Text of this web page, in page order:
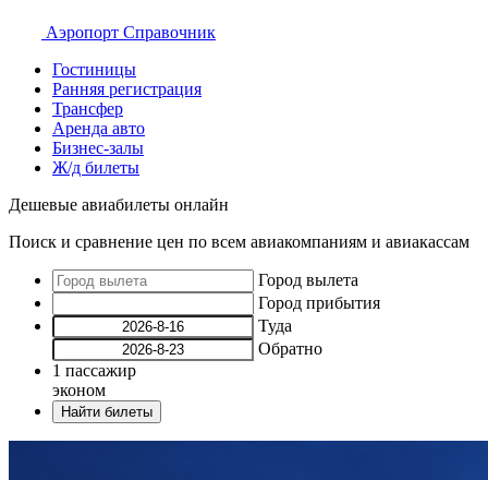
Аэропорт Справочник
Гостиницы
Ранняя регистрация
Трансфер
Аренда авто
Бизнес-залы
Ж/д билеты
Дешевые авиабилеты онлайн
Поиск и сравнение цен по всем авиакомпаниям и авиакассам
Город вылета
Город прибытия
Туда
Обратно
1 пассажир
эконом
Найти билеты